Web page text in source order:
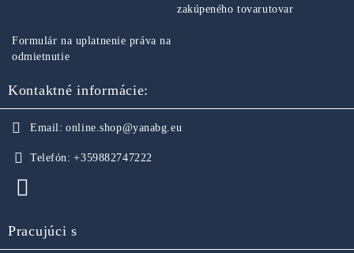
zakúpeného tovarutovar
Formulár na uplatnenie práva na
odmietnutie
Kontaktné informácie:
Email: online.shop@yanabg.eu
Telefón: +359882747222
Pracujúci s